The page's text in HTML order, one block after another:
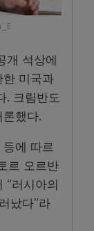
개 석상에
한 미국과
. 크림반도
론했다.
등에 따르
르 오르반
“러시아의
났다”라